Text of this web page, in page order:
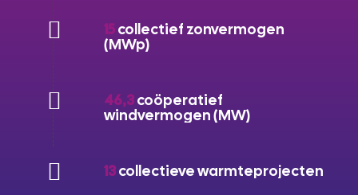
15collectief zonvermogen
(MWp)
46,3coöperatief
windvermogen (MW)
13collectieve warmteprojecten